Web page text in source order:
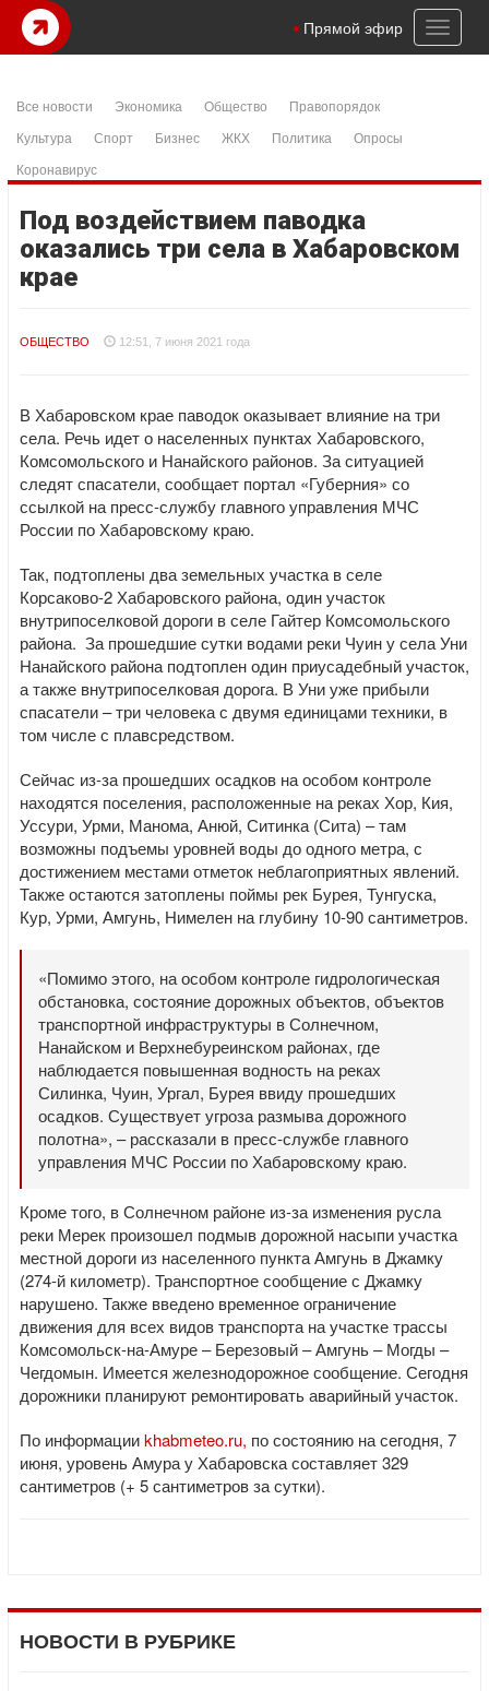
Toggle
Прямой эфир
Все новости Экономика Общество
Правопорядок
Культура
Спорт Бизнес ЖКХ Политика
Опросы
Коронавирус
Под воздействием паводка
оказались три села в Хабаровском
крае
ОБЩЕСТВО 12:51, 7 июня 2021 года
В Хабаровском крае паводок оказывает влияние на три
села. Речь идет о населенных пунктах Хабаровского,
Комсомольского и Нанайского районов. За ситуацией
следят спасатели, сообщает портал «Губерния» со
ссылкой на пресс-службу главного управления МЧС
России по Хабаровскому краю.
Так, подтоплены два земельных участка в селе
Корсаково-2 Хабаровского района, один участок
внутрипоселковой дороги в селе Гайтер Комсомольского
района. За прошедшие сутки водами реки Чуин у села Уни
Нанайского района подтоплен один приусадебный участок,
а также внутрипоселковая дорога. В Уни уже прибыли
спасатели – три человека с двумя единицами техники, в
том числе с плавсредством.
Сейчас из-за прошедших осадков на особом контроле
находятся поселения, расположенные на реках Хор, Кия,
Уссури, Урми, Манома, Анюй, Ситинка (Сита) – там
возможны подъемы уровней воды до одного метра, с
достижением местами отметок неблагоприятных явлений.
Также остаются затоплены поймы рек Бурея, Тунгуска,
Кур, Урми, Амгунь, Нимелен на глубину 10-90 сантиметров.
«Помимо этого, на особом контроле гидрологическая
обстановка, состояние дорожных объектов, объектов
транспортной инфраструктуры в Солнечном,
Нанайском и Верхнебуреинском районах, где
наблюдается повышенная водность на реках
Силинка, Чуин, Ургал, Бурея ввиду прошедших
осадков. Существует угроза размыва дорожного
полотна», – рассказали в пресс-службе главного
управления МЧС России по Хабаровскому краю.
Кроме того, в Солнечном районе из-за изменения русла
реки Мерек произошел подмыв дорожной насыпи участка
местной дороги из населенного пункта Амгунь в Джамку
(274-й километр). Транспортное сообщение с Джамку
нарушено. Также введено временное ограничение
движения для всех видов транспорта на участке трассы
Комсомольск-на-Амуре – Березовый – Амгунь – Могды –
Чегдомын. Имеется железнодорожное сообщение. Сегодня
дорожники планируют ремонтировать аварийный участок.
По информацииkhabmeteo.ru, по состоянию на сегодня, 7
июня, уровень Амура у Хабаровска составляет 329
сантиметров (+ 5 сантиметров за сутки).
НОВОСТИ В РУБРИКЕ